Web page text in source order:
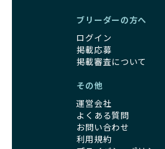
ブリーダーの方へ
ログイン
掲載応募
掲載審査について
その他
運営会社
よくある質問
お問い合わせ
利用規約